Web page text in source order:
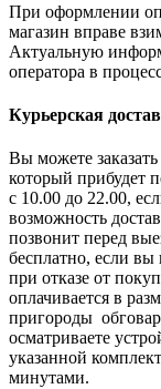
При оформлении
магазин вправе
Актуальную
оператора в
Курьерская
Вы можете
который прибудет
с 10.00 до 22.00,
возможность
позвонит перед
бесплатно, если вы
при отказе от
оплачивается в
пригороды
осматриваете
указанной
минутами.